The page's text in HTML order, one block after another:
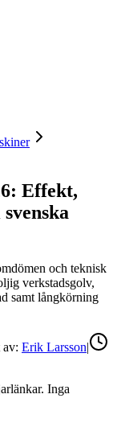
Effekt,
och teknisk
verkstadsgolv,
samt långkörning
av: Erik Larsson|
Inga